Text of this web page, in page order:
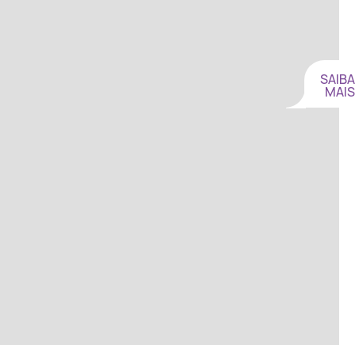
SAIBA
MAIS